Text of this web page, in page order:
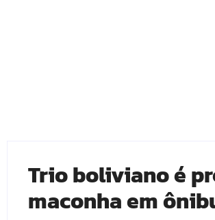
Trio boliviano é
maconha em